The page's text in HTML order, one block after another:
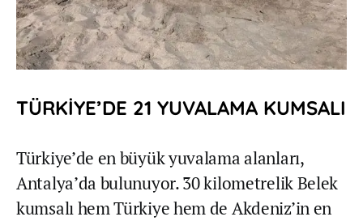
TÜRKİYE’DE 21 YUVALAMA KUMSALI
Türkiye’de en büyük yuvalama alanları,
Antalya’da bulunuyor. 30 kilometrelik Belek
kumsalı hem Türkiye hem de Akdeniz’in en